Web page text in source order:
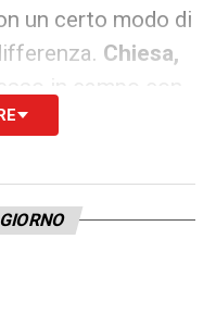
un certo modo di
Chiesa,
in campo con
Lo scrive
TOP NEWS